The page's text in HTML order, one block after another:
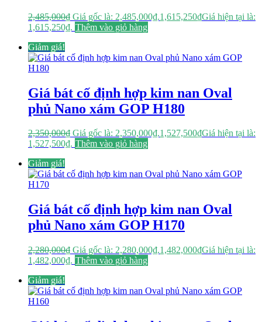
2,485,000₫ Giá gốc là: 2,485,000₫.1,615,250₫Giá hiện tại là:
1,615,250₫. Thêm vào giỏ hàng
Giảm giá!
Giá bát cố định hợp kim nan Oval
phủ Nano xám GOP H180
2,350,000₫ Giá gốc là: 2,350,000₫.1,527,500₫Giá hiện tại là:
1,527,500₫. Thêm vào giỏ hàng
Giảm giá!
Giá bát cố định hợp kim nan Oval
phủ Nano xám GOP H170
2,280,000₫ Giá gốc là: 2,280,000₫.1,482,000₫Giá hiện tại là:
1,482,000₫. Thêm vào giỏ hàng
Giảm giá!